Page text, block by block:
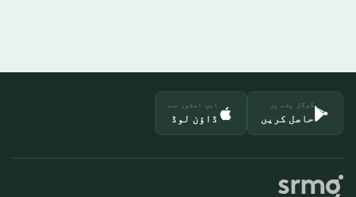
گوگل پلے پر
حاصل کریں
ایپ اسٹور سے
ڈاؤن لوڈ